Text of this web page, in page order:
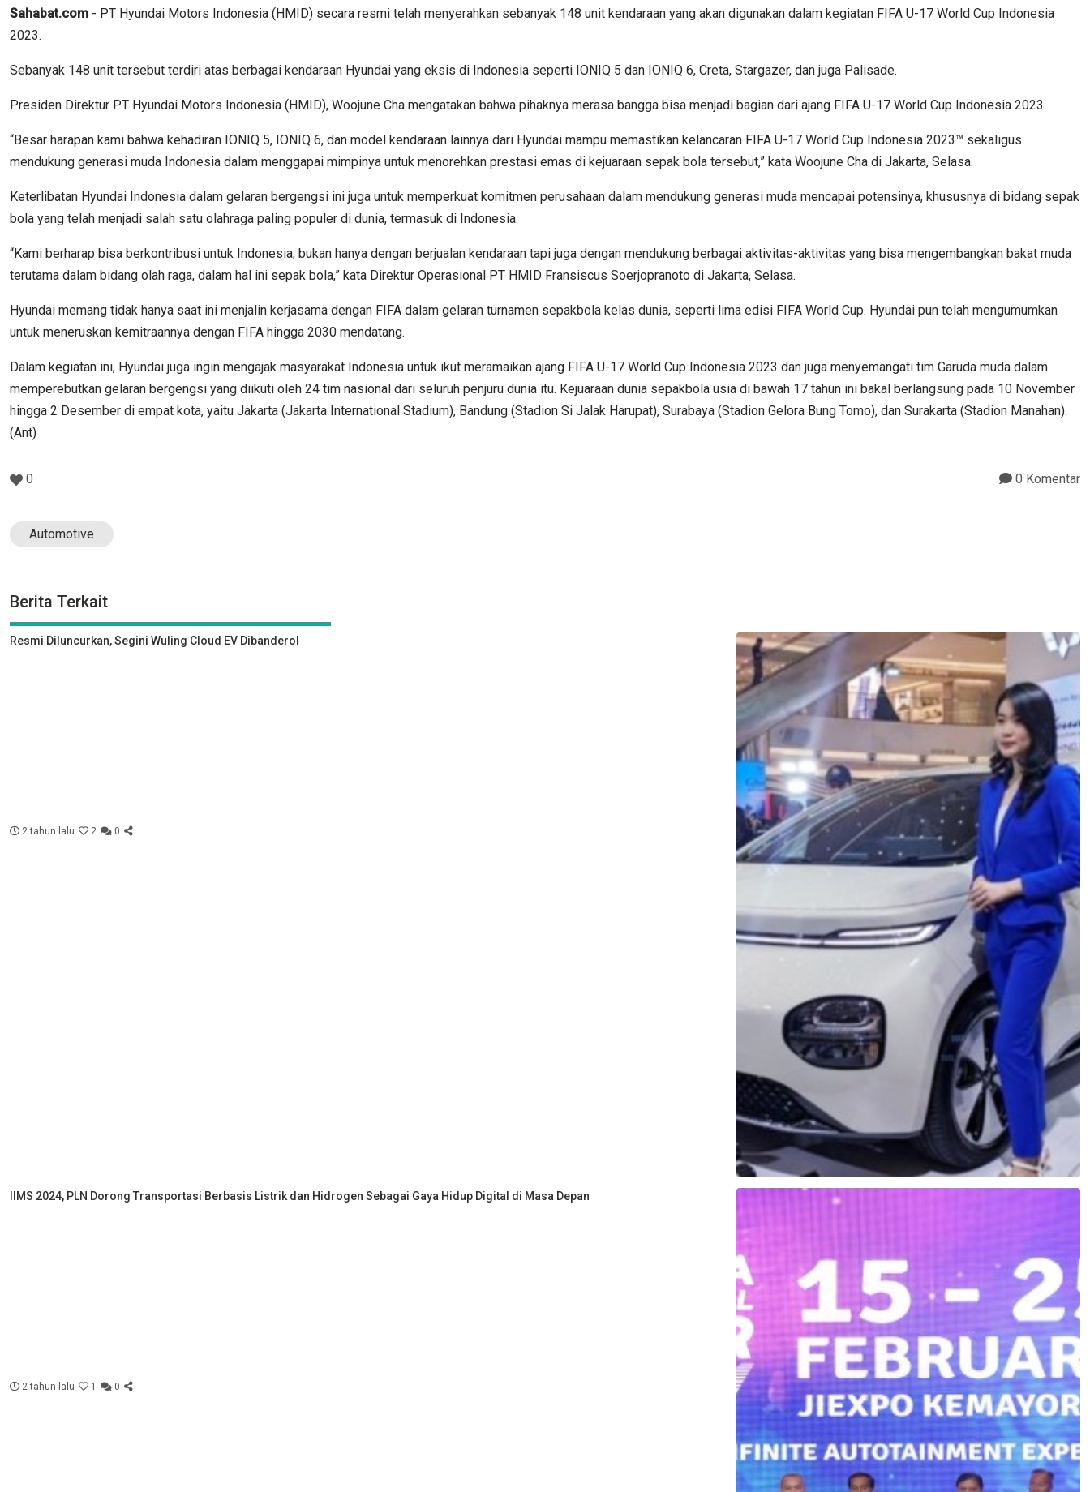
Sahabat.com - PT Hyundai Motors Indonesia (HMID) secara resmi telah menyerahkan sebanyak 148 unit kendaraan yang akan digunakan dalam kegiatan FIFA U-17 World Cup Indonesia
2023.
Sebanyak 148 unit tersebut terdiri atas berbagai kendaraan Hyundai yang eksis di Indonesia seperti IONIQ 5 dan IONIQ 6, Creta, Stargazer, dan juga Palisade.
Presiden Direktur PT Hyundai Motors Indonesia (HMID), Woojune Cha mengatakan bahwa pihaknya merasa bangga bisa menjadi bagian dari ajang FIFA U-17 World Cup Indonesia 2023.
“Besar harapan kami bahwa kehadiran IONIQ 5, IONIQ 6, dan model kendaraan lainnya dari Hyundai mampu memastikan kelancaran FIFA U-17 World Cup Indonesia 2023™ sekaligus
mendukung generasi muda Indonesia dalam menggapai mimpinya untuk menorehkan prestasi emas di kejuaraan sepak bola tersebut,” kata Woojune Cha di Jakarta, Selasa.
Keterlibatan Hyundai Indonesia dalam gelaran bergengsi ini juga untuk memperkuat komitmen perusahaan dalam mendukung generasi muda mencapai potensinya, khususnya di bidang sepak
bola yang telah menjadi salah satu olahraga paling populer di dunia, termasuk di Indonesia.
“Kami berharap bisa berkontribusi untuk Indonesia, bukan hanya dengan berjualan kendaraan tapi juga dengan mendukung berbagai aktivitas-aktivitas yang bisa mengembangkan bakat muda
terutama dalam bidang olah raga, dalam hal ini sepak bola,” kata Direktur Operasional PT HMID Fransiscus Soerjopranoto di Jakarta, Selasa.
Hyundai memang tidak hanya saat ini menjalin kerjasama dengan FIFA dalam gelaran turnamen sepakbola kelas dunia, seperti lima edisi FIFA World Cup. Hyundai pun telah mengumumkan
untuk meneruskan kemitraannya dengan FIFA hingga 2030 mendatang.
Dalam kegiatan ini, Hyundai juga ingin mengajak masyarakat Indonesia untuk ikut meramaikan ajang FIFA U-17 World Cup Indonesia 2023 dan juga menyemangati tim Garuda muda dalam
memperebutkan gelaran bergengsi yang diikuti oleh 24 tim nasional dari seluruh penjuru dunia itu. Kejuaraan dunia sepakbola usia di bawah 17 tahun ini bakal berlangsung pada 10 November
hingga 2 Desember di empat kota, yaitu Jakarta (Jakarta International Stadium), Bandung (Stadion Si Jalak Harupat), Surabaya (Stadion Gelora Bung Tomo), dan Surakarta (Stadion Manahan).
(Ant)
0 0 Komentar
Automotive
Berita Terkait
Resmi Diluncurkan, Segini Wuling Cloud EV Dibanderol
2 tahun lalu 2 0
IIMS 2024, PLN Dorong Transportasi Berbasis Listrik dan Hidrogen Sebagai Gaya Hidup Digital di Masa Depan
2 tahun lalu 1 0